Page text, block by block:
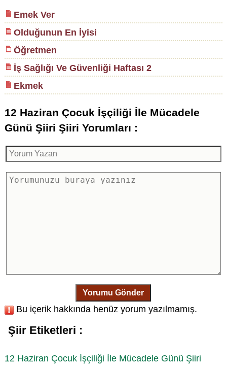
Emek Ver
Olduğunun En İyisi
Öğretmen
İş Sağlığı Ve Güvenliği Haftası 2
Ekmek
12 Haziran Çocuk İşçiliği İle Mücadele
Günü Şiiri Şiiri Yorumları :
Yorumu Gönder
Bu içerik hakkında henüz yorum yazılmamış.
Şiir Etiketleri :
12 Haziran Çocuk İşçiliği İle Mücadele Günü Şiiri